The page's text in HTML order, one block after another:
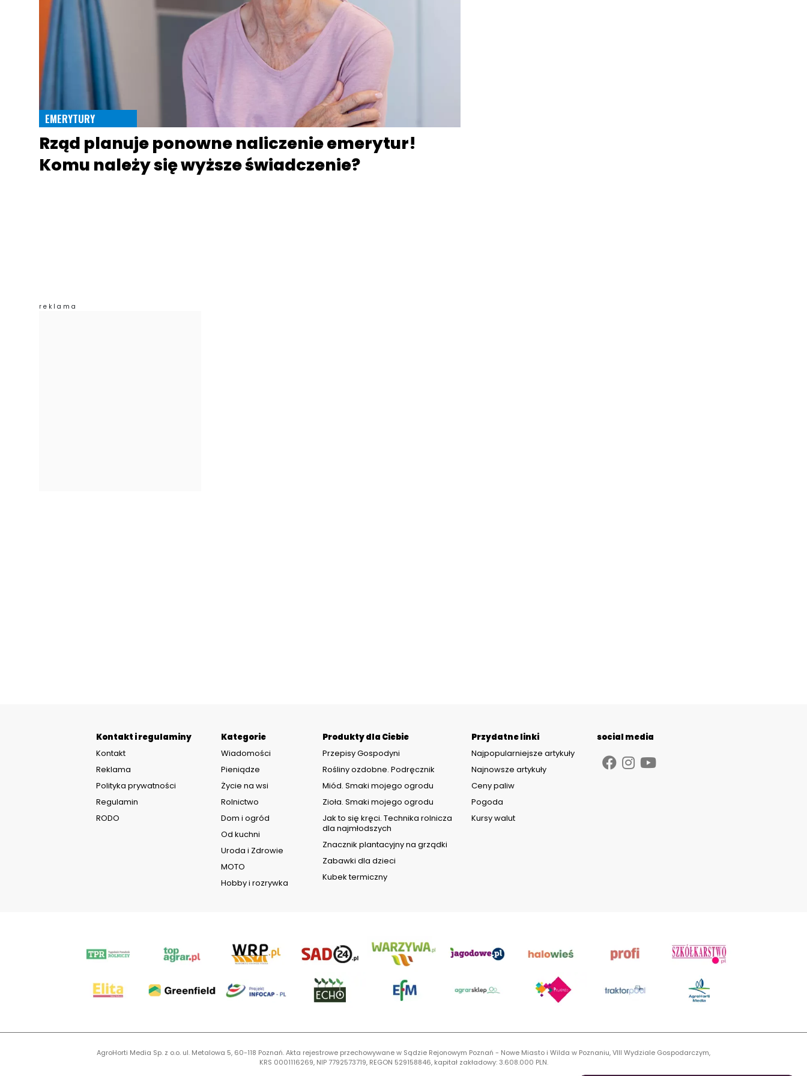
EMERYTURY
Rząd planuje ponowne naliczenie emerytur!
Komu należy się wyższe świadczenie?
Kontakt i regulaminy
Kontakt
Reklama
Polityka prywatności
Regulamin
RODO
Kategorie
Wiadomości
Pieniądze
Życie na wsi
Rolnictwo
Dom i ogród
Od kuchni
Uroda i Zdrowie
MOTO
Hobby i rozrywka
Produkty dla Ciebie
Przepisy Gospodyni
Rośliny ozdobne. Podręcznik
Miód. Smaki mojego ogrodu
Zioła. Smaki mojego ogrodu
Jak to się kręci. Technika rolnicza
dla najmłodszych
Znacznik plantacyjny na grządki
Zabawki dla dzieci
Kubek termiczny
Przydatne linki
Najpopularniejsze artykuły
Najnowsze artykuły
Ceny paliw
Pogoda
Kursy walut
social media
AgroHorti Media Sp. z o.o. ul. Metalowa 5, 60-118 Poznań. Akta rejestrowe przechowywane w Sądzie Rejonowym Poznań - Nowe Miasto i Wilda w Poznaniu, VIII Wydziale Gospodarczym,
KRS 0001116269, NIP 7792573719, REGON 529158846, kapitał zakładowy: 3.608.000 PLN.